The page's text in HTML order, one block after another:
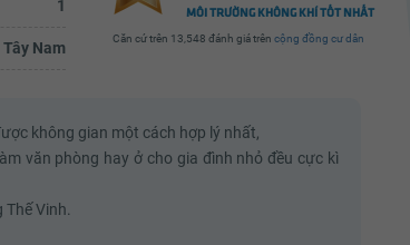
1
Tây Nam
MÔI TRƯỜNG KHÔNG KHÍ TỐT NHẤT
Căn cứ trên 13,548 đánh giá trên cộng đồng cư dân
không gian một cách hợp lý nhất,
văn phòng hay ở cho gia đình nhỏ đều cực kì
Vinh.
trong nhà. Lúc bơi xong, đi cầu thang
xuống để vào chỗ thay đồ mình đã...